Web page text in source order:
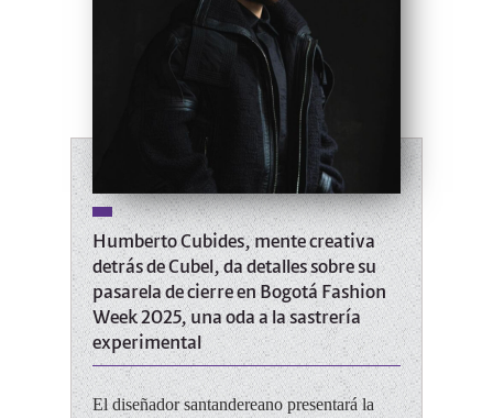
Humberto Cubides, mente creativa
detrás de Cubel, da detalles sobre su
pasarela de cierre en Bogotá Fashion
Week 2025, una oda a la sastrería
experimental
El diseñador santandereano presentará la